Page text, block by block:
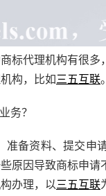
标代理机构有很
构，比如三五互联。
务？
准备资料、提交申
原因导致商标申
办理，以三五互联